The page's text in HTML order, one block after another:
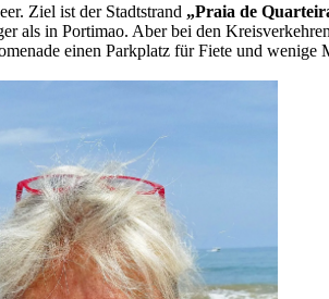
Ziel ist der Stadtstrand „Praia de
als in Portimao. Aber bei den
einen Parkplatz für Fiete und wenige